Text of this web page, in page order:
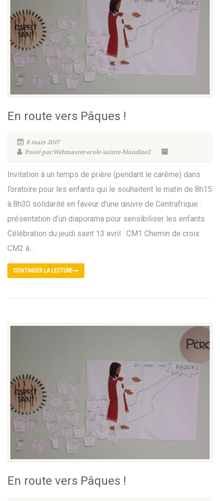
En route vers Pâques !
8 mars 2017
Posté par:Webmaster-ecole-sainte-blandine2
Invitation à un temps de prière (pendant le carême) dans
l’oratoire pour les enfants qui le souhaitent le matin de 8h15
à 8h30 solidarité en faveur d’une œuvre de Centrafrique :
présentation d’un diaporama pour sensibiliser les enfants.
Célébration du jeudi saint 13 avril : CM1 Chemin de croix
CM2 à...
CONTINUER LA LECTURE
En route vers Pâques !